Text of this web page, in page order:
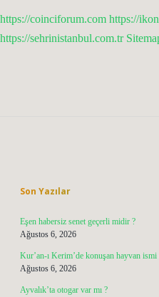
https://coinciforum.com https://
https://sehrinistanbul.com.tr
Son Yazılar
Eşen habersiz senet geçerli midir ?
Ağustos 6, 2026
Kur’an-ı Kerim’de konuşan hayvan ismi
Ağustos 6, 2026
Ayvalık’ta otogar var mı ?